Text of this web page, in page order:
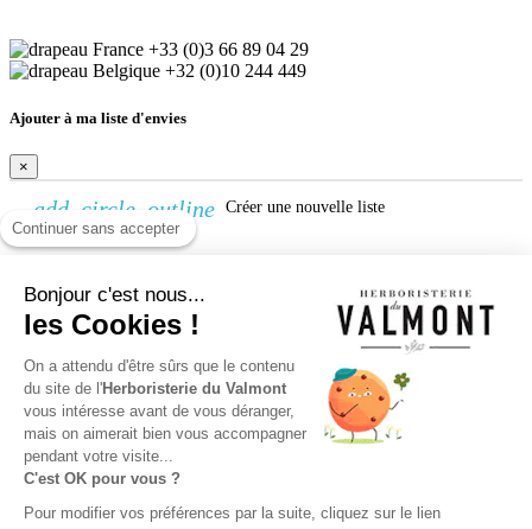
Continuer sans accepter
Bonjour c'est nous...
les Cookies !
On a attendu d'être sûrs que le contenu
du site de l'Herboristerie du Valmont
vous intéresse avant de vous déranger,
mais on aimerait bien vous accompagner
pendant votre visite...
C'est OK pour vous ?
Pour modifier vos préférences par la suite, cliquez sur le lien
+33 (0)3 66 89 04 29
+32 (0)10 244 449
Ajouter à ma liste d'envies
×
add_circle_outline Créer une nouvelle liste
×
Nom de la liste d'envies
Annuler Créer une liste d'envies
Connexion
×
Vous devez être connecté pour ajouter des produits à votre liste